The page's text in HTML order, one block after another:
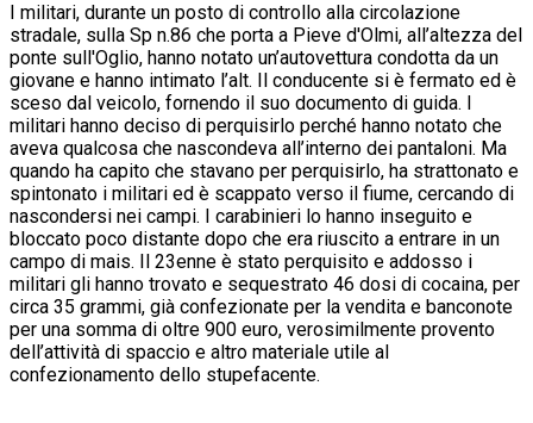
I militari, durante un posto di controllo alla circolazione
stradale, sulla Sp n.86 che porta a Pieve d'Olmi, all’altezza del
ponte sull'Oglio, hanno notato un’autovettura condotta da un
giovane e hanno intimato l’alt. Il conducente si è fermato ed è
sceso dal veicolo, fornendo il suo documento di guida. I
militari hanno deciso di perquisirlo perché hanno notato che
aveva qualcosa che nascondeva all’interno dei pantaloni. Ma
quando ha capito che stavano per perquisirlo, ha strattonato e
spintonato i militari ed è scappato verso il fiume, cercando di
nascondersi nei campi. I carabinieri lo hanno inseguito e
bloccato poco distante dopo che era riuscito a entrare in un
campo di mais. Il 23enne è stato perquisito e addosso i
militari gli hanno trovato e sequestrato 46 dosi di cocaina, per
circa 35 grammi, già confezionate per la vendita e banconote
per una somma di oltre 900 euro, verosimilmente provento
dell’attività di spaccio e altro materiale utile al
confezionamento dello stupefacente.